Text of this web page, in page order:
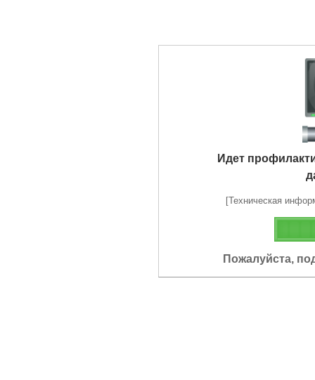
Идет
[Техническая
Пожалуйста,